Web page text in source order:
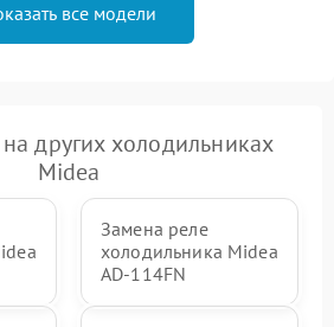
все модели
других холодильниках
Midea
Замена реле
холодильника Midea
AD-114FN